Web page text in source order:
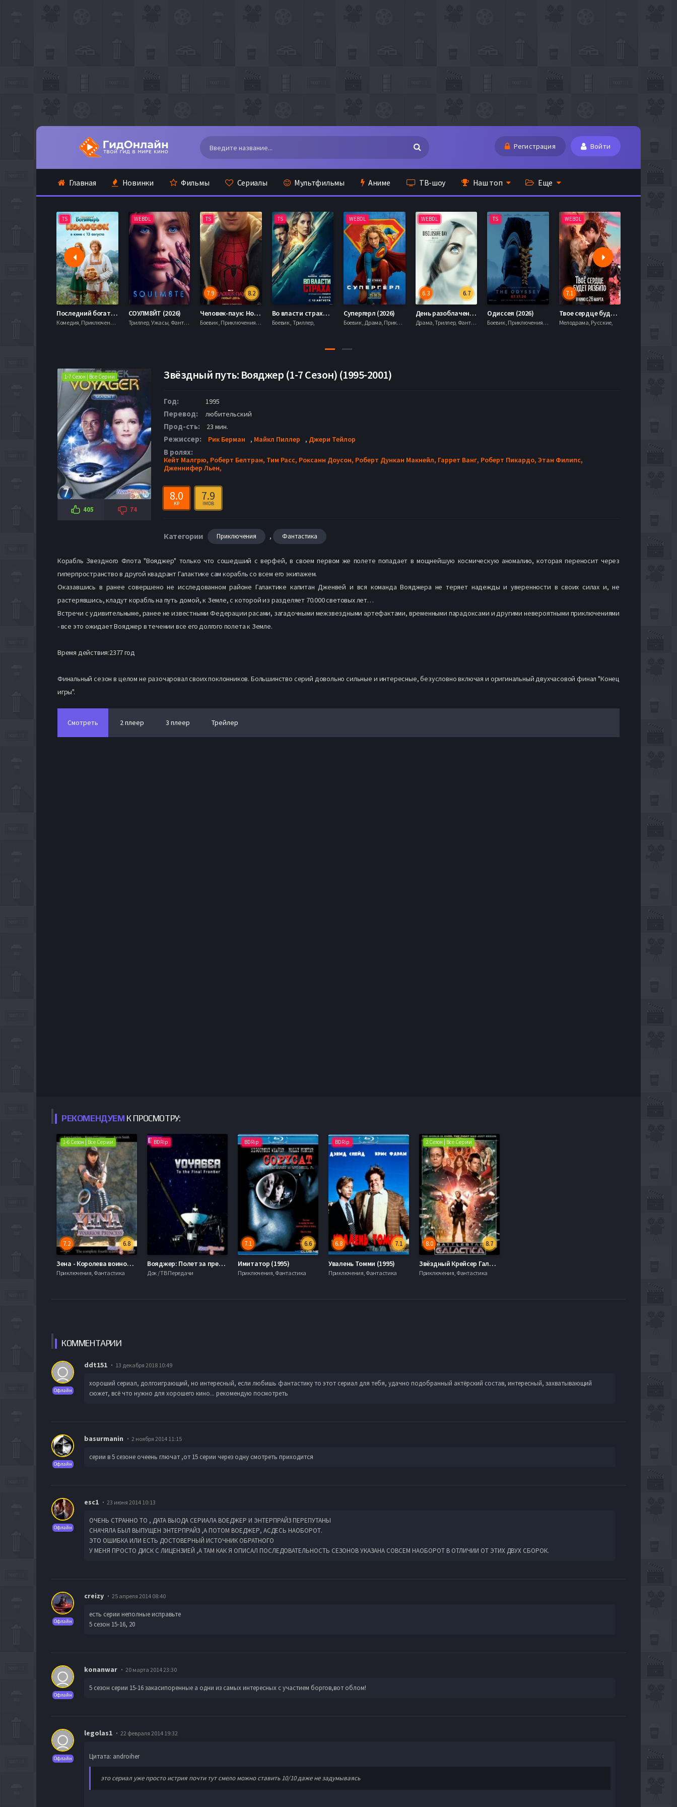
Регистрация Войти
Главная Новинки Фильмы Сериалы Мультфильмы Аниме ТВ-шоу Наш топ Еще
TS
Последний богатырь. Колобок (2026)
Комедия, Приключения, Фэнтези,
WEBDL
СОУЛМ8ЙТ (2026)
Триллер, Ужасы, Фантастика,
TS
8.2
7.9
Человек-паук: Новый день (2026)
Боевик , Приключения, Фантастика, Фэнтези,
TS
Во власти страха (2026)
Боевик , Триллер,
WEBDL
Супергерл (2026)
Боевик , Драма, Приключения, Фантастика,
WEBDL
6.7
6.3
День разоблачения (2026)
Драма, Триллер, Фантастика,
TS
Одиссея (2026)
Боевик , Приключения, Фэнтези,
WEBDL
7.1
Твое сердце будет разбито (2026)
Мелодрама, Русские,
1-7 Сезон | Все Серии
405 74
Звёздный путь: Вояджер (1-7 Сезон) (1995-2001)
Год: 1995
Перевод: любительский
Прод-сть: 23 мин.
Режиссер: Рик Берман , Майкл Пиллер , Джери Тейлор
В ролях:
Кейт Малгрю, Роберт Белтран, Тим Расс, Роксанн Доусон, Роберт Дункан Макнейл, Гаррет Ванг, Роберт Пикардо, Этан Филипс,
Дженнифер Льен,
8.0
KP
7.9
IMDB
Категории Приключения , Фантастика
Корабль Звездного Флота "Вояджер" только что сошедший с верфей, в своем первом же полете попадает в мощнейшую космическую аномалию, которая переносит через
гиперпространство в другой квадрант Галактике сам корабль со всем его экипажем.
Оказавшись в ранее совершено не исследованном районе Галактике капитан Дженвей и вся команда Вояджера не теряет надежды и уверенности в своих силах и, не
растерявшись, кладут корабль на путь домой, к Земле, с которой из разделяет 70.000 световых лет…
Встречи с удивительныме, ранее не известными Федерации расами, загадочными межзвездными артефактами, временными парадоксами и другими невероятными приключениями
- все это ожидает Вояджер в течении все его долгого полета к Земле.
Время действия:2377 год
Финальный сезон в целом не разочаровал своих поклонников. Большинство серий довольно сильные и интересные, безусловно включая и оригинальный двухчасовой финал "Конец
игpы".
Смотреть 2 плеер 3 плеер Трейлер
РЕКОМЕНДУЕМ К ПРОСМОТРУ:
1-6 Сезон | Все Серии
6.8
7.2
Зена - Королева воинов (1995-2001) 1,2,3,4,5,6 Сезон
Приключения, Фантастика
BDRip
Вояджер: Полет за пределы Солнечной системы (2012)
Док / ТВ Передачи
BDRip
6.6
7.1
Имитатор (1995)
Приключения, Фантастика
BDRip
7.1
6.8
Увалень Томми (1995)
Приключения, Фантастика
2 Сезон | Все Серии
8.7
8.0
Звёздный Крейсер Галактика 2 Сезон
Приключения, Фантастика
КОММЕНТАРИИ
Офлайн
ddt151 13 декабря 2018 10:49
хороший сериал, долгоиграющий, но интересный, если любишь фантастику то этот сериал для тебя, удачно подобранный актёрский состав, интересный, захватывающий
сюжет, всё что нужно для хорошего кино... рекомендую посмотреть
Офлайн
basurmanin 2 ноября 2014 11:15
серии в 5 сезоне очеень глючат ,от 15 серии через одну смотреть приходится
Офлайн
esc1 23 июня 2014 10:13
ОЧЕНЬ СТРАННО ТО , ДАТА ВЫОДА СЕРИАЛА ВОЕДЖЕР И ЭНТЕРПРАЙЗ ПЕРЕПУТАНЫ
СНАЧЯЛА БЫЛ ВЫПУЩЕН ЭНТЕРПРАЙЗ ,А ПОТОМ ВОЕДЖЕР, АСДЕСЬ НАОБОРОТ.
ЭТО ОШИБКА ИЛИ ЕСТЬ ДОСТОВЕРНЫЙ ИСТОЧНИК ОБРАТНОГО
У МЕНЯ ПРОСТО ДИСК С ЛИЦЕНЗИЕЙ ,А ТАМ КАК Я ОПИСАЛ ПОСЛЕДОВАТЕЛЬНОСТЬ СЕЗОНОВ УКАЗАНА СОВСЕМ НАОБОРОТ В ОТЛИЧИИ ОТ ЭТИХ ДВУХ СБОРОК.
Офлайн
creizy 25 апреля 2014 08:40
есть серии неполные исправьте
5 сезон 15-16, 20
Офлайн
konanwar 20 марта 2014 23:30
5 сезон серии 15-16 закасипоренные а одни из самых интересных с участием боргов,вот облом!
Офлайн
legolas1 22 февраля 2014 19:32
Цитата: androiher
это сериал уже просто истрия почти тут смело можно ставить 10/10 даже не задумываясь